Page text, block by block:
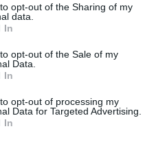
opt-out of the Sharing of my
data.
In
opt-out of the Sale of my
Data.
In
opt-out of processing my
Data for Targeted Advertising.
In